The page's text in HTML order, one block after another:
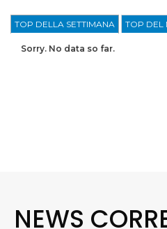
TOP DELLA SETTIMANA TOP DEL
Sorry. No data so far.
NEWS